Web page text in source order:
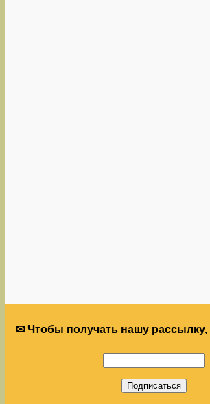
✉ Чтобы получать нашу рассылку,